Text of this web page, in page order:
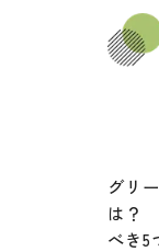
グリ
は？
べき5